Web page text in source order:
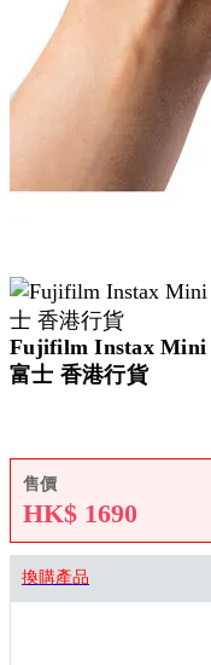
Fujifilm Instax Mini
富士 香港行貨
售價
HK$ 1690
換購產品